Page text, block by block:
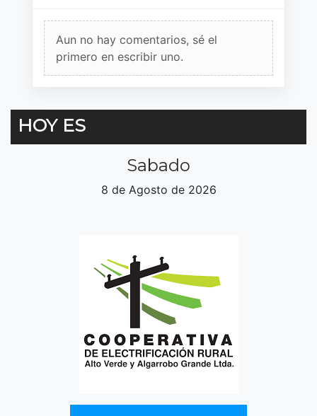
Aun no hay comentarios, sé el
primero en escribir uno.
HOY ES
Sabado
8 de Agosto de 2026